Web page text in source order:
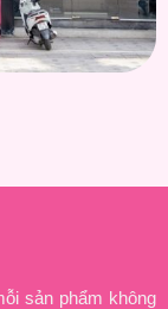
sản phẩm không